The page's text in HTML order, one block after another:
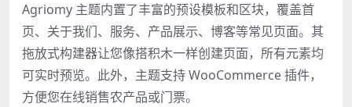
Agriomy 主题内置了丰富的预设模板和区块，覆盖首
页、关于我们、服务、产品展示、博客等常见页面。其
拖放式构建器让您像搭积木一样创建页面，所有元素均
可实时预览。此外，主题支持 WooCommerce 插件，
方便您在线销售农产品或门票。